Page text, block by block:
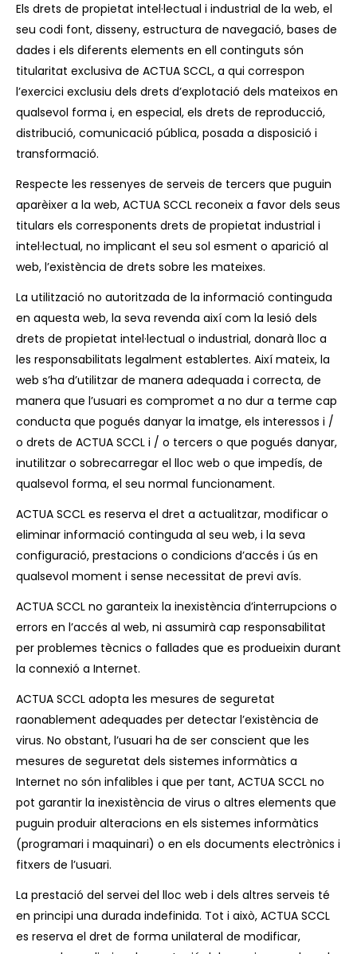
Els drets de propietat intel·lectual i industrial de la web, el
seu codi font, disseny, estructura de navegació, bases de
dades i els diferents elements en ell continguts són
titularitat exclusiva de ACTUA SCCL, a qui correspon
l’exercici exclusiu dels drets d’explotació dels mateixos en
qualsevol forma i, en especial, els drets de reproducció,
distribució, comunicació pública, posada a disposició i
transformació.
Respecte les ressenyes de serveis de tercers que puguin
aparèixer a la web, ACTUA SCCL reconeix a favor dels seus
titulars els corresponents drets de propietat industrial i
intel·lectual, no implicant el seu sol esment o aparició al
web, l’existència de drets sobre les mateixes.
La utilització no autoritzada de la informació continguda
en aquesta web, la seva revenda així com la lesió dels
drets de propietat intel·lectual o industrial, donarà lloc a
les responsabilitats legalment establertes. Així mateix, la
web s’ha d’utilitzar de manera adequada i correcta, de
manera que l’usuari es compromet a no dur a terme cap
conducta que pogués danyar la imatge, els interessos i /
o drets de ACTUA SCCL i / o tercers o que pogués danyar,
inutilitzar o sobrecarregar el lloc web o que impedís, de
qualsevol forma, el seu normal funcionament.
ACTUA SCCL es reserva el dret a actualitzar, modificar o
eliminar informació continguda al seu web, i la seva
configuració, prestacions o condicions d’accés i ús en
qualsevol moment i sense necessitat de previ avís.
ACTUA SCCL no garanteix la inexistència d’interrupcions o
errors en l’accés al web, ni assumirà cap responsabilitat
per problemes tècnics o fallades que es produeixin durant
la connexió a Internet.
ACTUA SCCL adopta les mesures de seguretat
raonablement adequades per detectar l’existència de
virus. No obstant, l’usuari ha de ser conscient que les
mesures de seguretat dels sistemes informàtics a
Internet no són infalibles i que per tant, ACTUA SCCL no
pot garantir la inexistència de virus o altres elements que
puguin produir alteracions en els sistemes informàtics
(programari i maquinari) o en els documents electrònics i
fitxers de l’usuari.
La prestació del servei del lloc web i dels altres serveis té
en principi una durada indefinida. Tot i això, ACTUA SCCL
es reserva el dret de forma unilateral de modificar,